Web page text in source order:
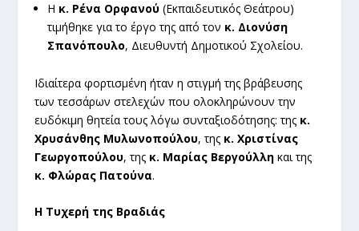
Η κ. Ρένα Ορφανού(Εκπαιδευτικός Θεάτρου)
τιμήθηκε για το έργο της από τον κ. Διονύση
Σπανόπουλο, Διευθυντή Δημοτικού Σχολείου.
Ιδιαίτερα φορτισμένη ήταν η στιγμή της βράβευσης
των τεσσάρων στελεχών που ολοκληρώνουν την
ευδόκιμη θητεία τους λόγω συνταξιοδότησης: της κ.
Χρυσάνθης Μυλωνοπούλου, της κ. Χριστίνας
Γεωργοπούλου, της κ. Μαρίας Βεργούλληκαι της
κ. Φλώρας Πατούνα.
Η Τυχερή της Βραδιάς